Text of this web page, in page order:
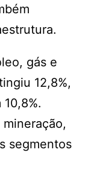
gás e
12,8%,
segmentos